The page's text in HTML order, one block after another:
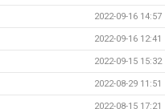
2022-09-16 14:57
2022-09-16 12:41
2022-09-15 15:32
2022-08-29 11:51
2022-08-15 17:21